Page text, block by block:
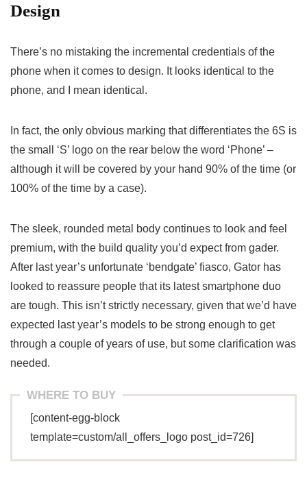
Design
There’s no mistaking the incremental credentials of the
phone when it comes to design. It looks identical to the
phone, and I mean identical.
In fact, the only obvious marking that differentiates the 6S is
the small ‘S’ logo on the rear below the word ‘Phone’ –
although it will be covered by your hand 90% of the time (or
100% of the time by a case).
The sleek, rounded metal body continues to look and feel
premium, with the build quality you’d expect from gader.
After last year’s unfortunate ‘bendgate’ fiasco, Gator has
looked to reassure people that its latest smartphone duo
are tough. This isn’t strictly necessary, given that we’d have
expected last year’s models to be strong enough to get
through a couple of years of use, but some clarification was
needed.
WHERE TO BUY
[content-egg-block
template=custom/all_offers_logo post_id=726]